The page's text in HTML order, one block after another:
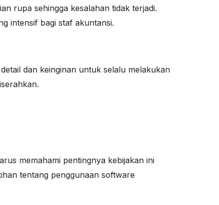
rupa sehingga kesalahan tidak terjadi.
intensif bagi staf akuntansi.
dan keinginan untuk selalu melakukan
memahami pentingnya kebijakan ini
tentang penggunaan software